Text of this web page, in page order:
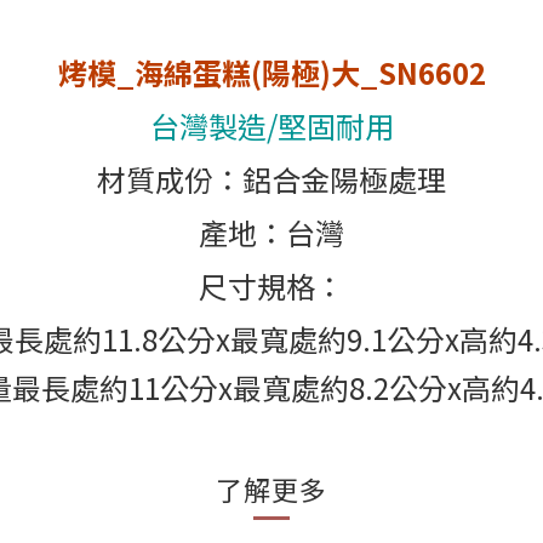
烤模_海綿蛋糕(陽極)大_SN6602
台灣製造/堅固耐用
材質成份：鋁合金陽極處理
產地：台灣
尺寸規格：
長處約11.8公分x最寬處約9.1公分x高約
最長處約11公分x最寬處約8.2公分x高約
了解更多